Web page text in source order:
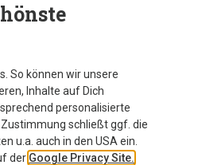
So können wir unsere
Inhalte auf Dich
personalisierte
schließt ggf. die
u.a. auch in den USA ein.
der Google Privacy Site.